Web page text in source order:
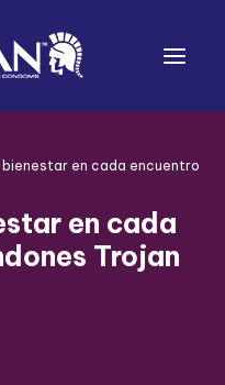
SEXUAL
en cada encuentro
en cada
Trojan